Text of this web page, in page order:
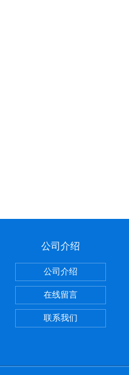
公司介绍
公司介绍
在线留言
联系我们